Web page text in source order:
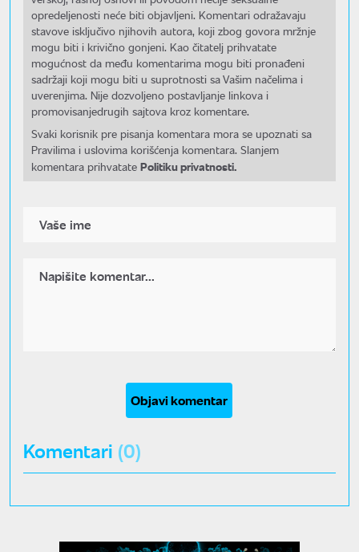
opredeljenosti neće biti objavljeni. Komentari odražavaju
stavove isključivo njihovih autora, koji zbog govora mržnje
mogu biti i krivično gonjeni. Kao čitatelj prihvatate
mogućnost da među komentarima mogu biti pronađeni
sadržaji koji mogu biti u suprotnosti sa Vašim načelima i
uverenjima. Nije dozvoljeno postavljanje linkova i
promovisanjedrugih sajtova kroz komentare.
Svaki korisnik pre pisanja komentara mora se upoznati sa
Pravilima i uslovima korišćenja komentara. Slanjem
komentara prihvatate Politiku privatnosti.
Objavi komentar
Komentari (0)